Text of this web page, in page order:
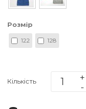
Розмір
122 128
Кількість